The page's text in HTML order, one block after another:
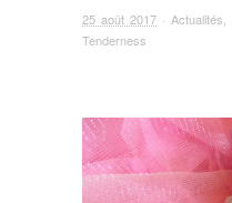
25 août 2017 · Actualités
Tenderness